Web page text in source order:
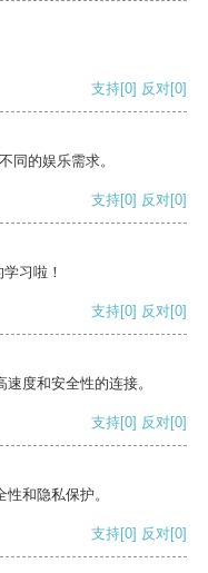
支持[0] 反对[0]
同的娱乐需求。
支持[0] 反对[0]
习啦！
支持[0] 反对[0]
度和安全性的连接。
支持[0] 反对[0]
和隐私保护。
支持[0] 反对[0]